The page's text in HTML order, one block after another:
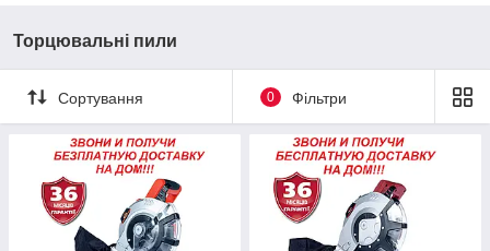
Торцювальні пили
Сортування 0 Фільтри